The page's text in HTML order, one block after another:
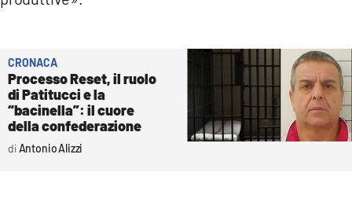
CRONACA
Processo Reset, il ruolo
di Patitucci e la
“bacinella”: il cuore
della confederazione
Antonio Alizzi